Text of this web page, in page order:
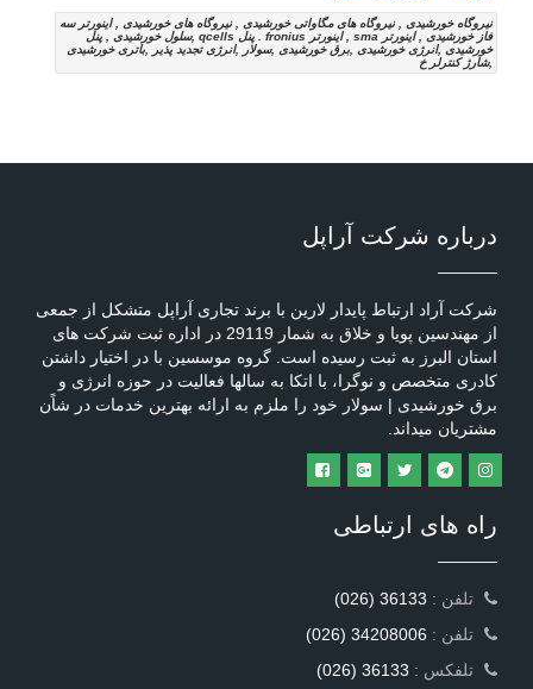
نیروگاه خورشیدی , نیروگاه های مگاواتی خورشیدی , نیروگاه های خورشیدی , اینورتر سه
فاز خورشیدی , اینورتر sma , اینورتر fronius . پنل qcells ,سلول خورشیدی , پنل
خورشیدی ,انرژی خورشیدی ,برق خورشیدی ,سولار ,انرژی تجدید پذیر ,باتری خورشیدی
,شارژ کنترلر خ
درباره شرکت آراپل
شرکت آراد ارتباط پایدار لارین با برند تجاری آراپل متشکل از جمعی
از مهندسین پویا و خلاق به شمار 29119 در اداره ثبت شرکت های
استان البرز به ثبت رسیده است. گروه موسسین با در اختیار داشتن
کادری متخصص و نوگرا، با اتکا به سالها فعالیت در حوزه انرژی و
برق خورشیدی | سولار خود را ملزم به ارائه بهترین خدمات در شاًن
مشتریان میداند.
راه های ارتباطی
(026) 36133
(026) 34208006
(026) 36133